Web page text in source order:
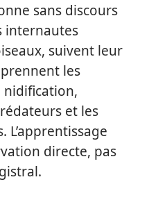
sans discours
internautes
suivent leur
les
nidification,
et les
L’apprentissage
directe, pas